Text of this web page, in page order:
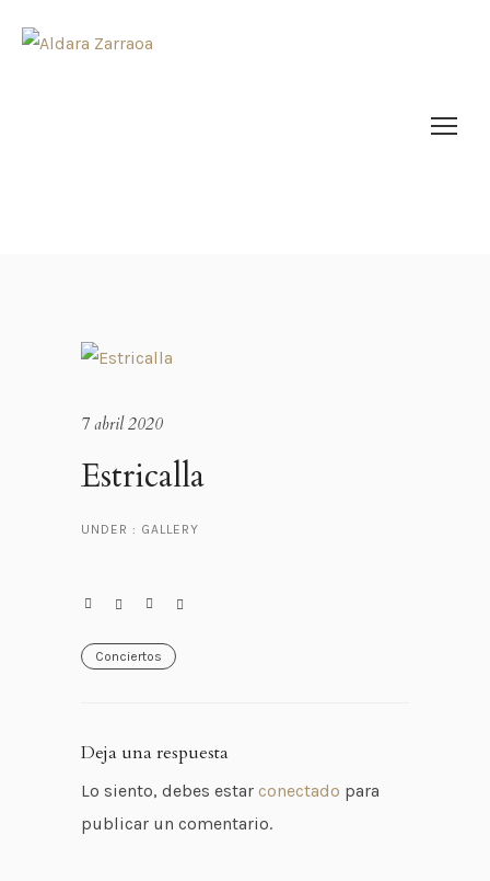
7 abril 2020
Estricalla
UNDER : GALLERY
Conciertos
Deja una respuesta
Lo siento, debes estar conectado para
publicar un comentario.